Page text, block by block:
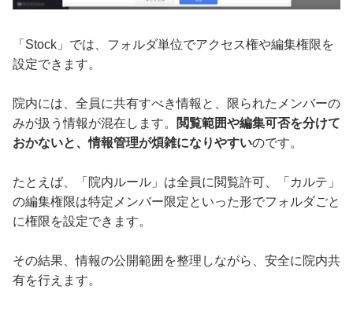
「Stock」では、フォルダ単位でアクセス権や編集権限を
設定できます。
院内には、全員に共有すべき情報と、限られたメンバーの
みが扱う情報が混在します。
閲覧範囲や編集可否を分けて
おかないと、情報管理が煩雑になりやすいのです。
たとえば、「院内ルール」は全員に閲覧許可、「カルテ」
の編集権限は特定メンバー限定といった形でフォルダごと
に権限を設定できます。
その結果、情報の公開範囲を整理しながら、安全に院内共
有を行えます。